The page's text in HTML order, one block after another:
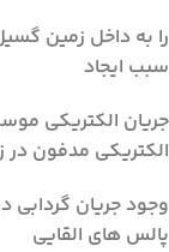
را به داخل زمین
سبب ایجاد
جریان الکتریکی
الکتریکی مدفون در
وجود جریان گردابی
پالس های القایی